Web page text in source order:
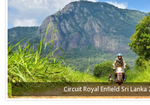
Circuit Royal Enfield Sri Lanka